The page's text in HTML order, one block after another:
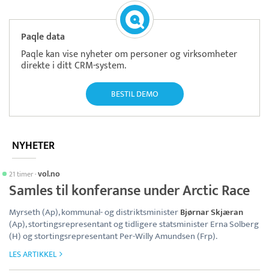
Paqle data
Paqle kan vise nyheter om personer og virksomheter
direkte i ditt CRM-system.
BESTIL DEMO
NYHETER
21 timer·vol.no
Samles til konferanse under Arctic Race
Myrseth (Ap), kommunal- og distriktsministerBjørnar Skjæran
(Ap), stortingsrepresentant og tidligere statsminister Erna Solberg
(H) og stortingsrepresentant Per-Willy Amundsen (Frp).
LES ARTIKKEL